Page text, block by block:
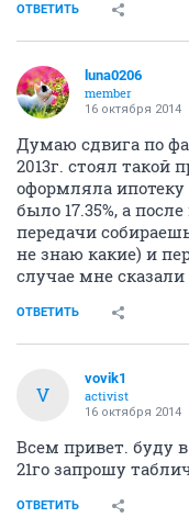
ОТВЕТИТЬ
luna0206
member
16 октября 2014
Думаю сдвига по
2013г. стоял такой
оформляла
было 17.35%, а
передачи
не знаю какие) и
случае мне
ОТВЕТИТЬ
V
vovik1
activist
16 октября 2014
Всем привет. буду
21го запрошу
ОТВЕТИТЬ